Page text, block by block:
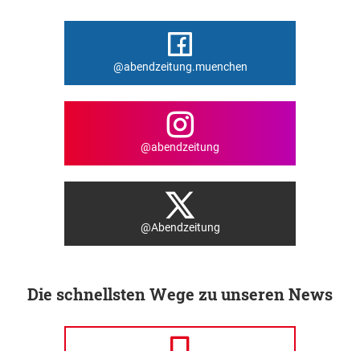
@abendzeitung.muenchen
@abendzeitung
@Abendzeitung
Die schnellsten Wege zu unseren News